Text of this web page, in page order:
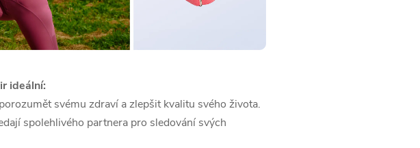
ideální:
svému zdraví a zlepšit kvalitu svého života.
spolehlivého partnera pro sledování svých